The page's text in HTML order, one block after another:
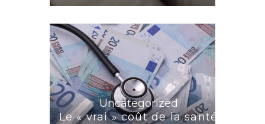
Uncategorized
Le « vrai » coût de la santé